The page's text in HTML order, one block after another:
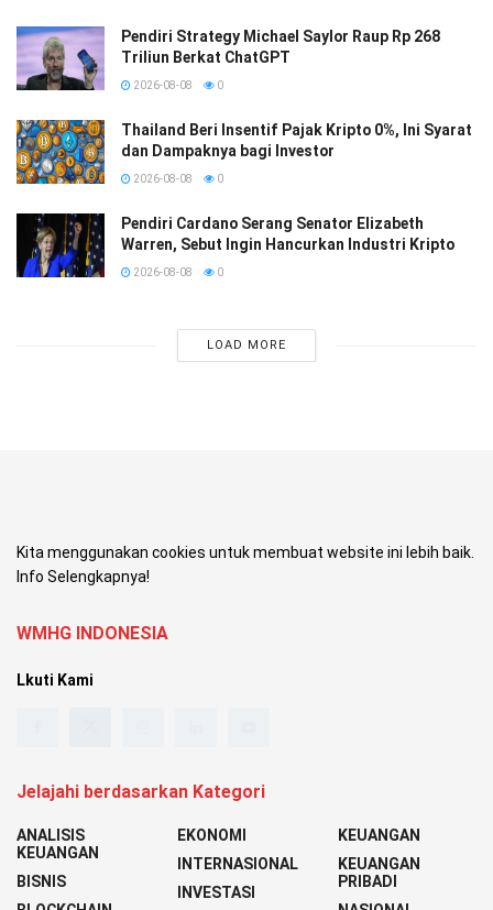
Pendiri Strategy Michael Saylor Raup Rp 268
Triliun Berkat ChatGPT
2026-08-08 0
Thailand Beri Insentif Pajak Kripto 0%, Ini Syarat
dan Dampaknya bagi Investor
2026-08-08 0
Pendiri Cardano Serang Senator Elizabeth
Warren, Sebut Ingin Hancurkan Industri Kripto
2026-08-08 0
LOAD MORE
Kita menggunakan cookies untuk membuat website ini lebih baik.
Info Selengkapnya!
WMHG INDONESIA
Lkuti Kami
Jelajahi berdasarkan Kategori
ANALISIS
KEUANGAN
BISNIS
EKONOMI
INTERNASIONAL
INVESTASI
KEUANGAN
KEUANGAN
PRIBADI